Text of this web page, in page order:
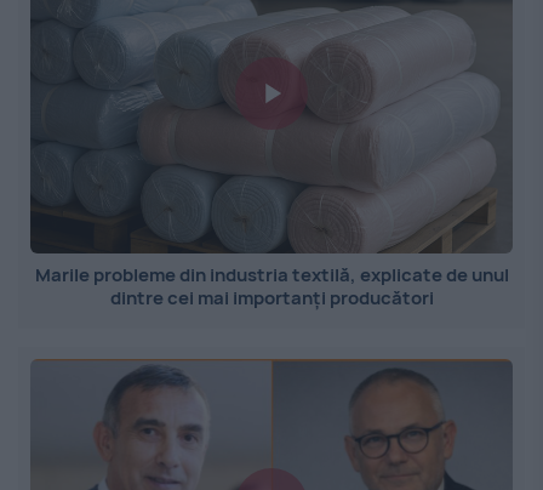
Marile probleme din industria textilă, explicate de unul
dintre cei mai importanți producători